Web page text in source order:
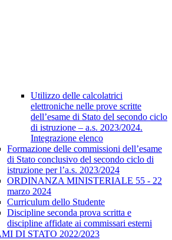
Utilizzo delle calcolatrici
elettroniche nelle prove scritte
dell’esame di Stato del secondo ciclo
di istruzione – a.s. 2023/2024.
Integrazione elenco
Formazione delle commissioni dell’esame
di Stato conclusivo del secondo ciclo di
istruzione per l’a.s. 2023/2024
ORDINANZA MINISTERIALE 55 - 22
marzo 2024
Curriculum dello Studente
Discipline seconda prova scritta e
discipline affidate ai commissari esterni
DI STATO 2022/2023